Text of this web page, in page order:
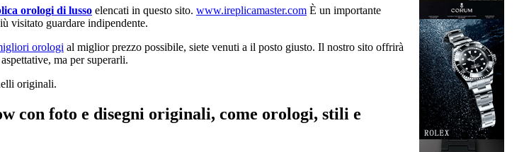
orologi di lusso elencati in questo sito. www.ireplicamaster.com È un importante
visitato guardare indipendente.
orologi al miglior prezzo possibile, siete venuti a il posto giusto. Il nostro sito offrirà
ma per superarli.
originali.
con foto e disegni originali, come orologi, stili e